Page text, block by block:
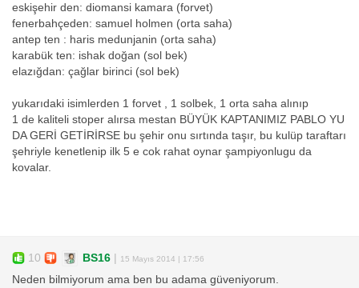
eskişehir den: diomansi kamara (forvet)
fenerbahçeden: samuel holmen (orta saha)
antep ten : haris medunjanin (orta saha)
karabük ten: ishak doğan (sol bek)
elazığdan: çağlar birinci (sol bek)
yukarıdaki isimlerden 1 forvet , 1 solbek, 1 orta saha alınıp
1 de kaliteli stoper alırsa mestan BÜYÜK KAPTANIMIZ PABLO YU
DA GERİ GETİRİRSE bu şehir onu sırtında taşır, bu kulüp taraftarı
şehriyle kenetlenip ilk 5 e cok rahat oynar şampiyonlugu da
kovalar.
10 BS16 | 15 Mayıs 2014 | 17:56
Neden bilmiyorum ama ben bu adama güveniyorum.